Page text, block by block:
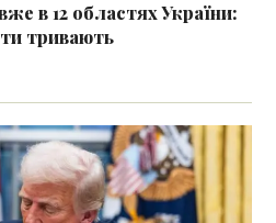
в 12 областях України:
тривають